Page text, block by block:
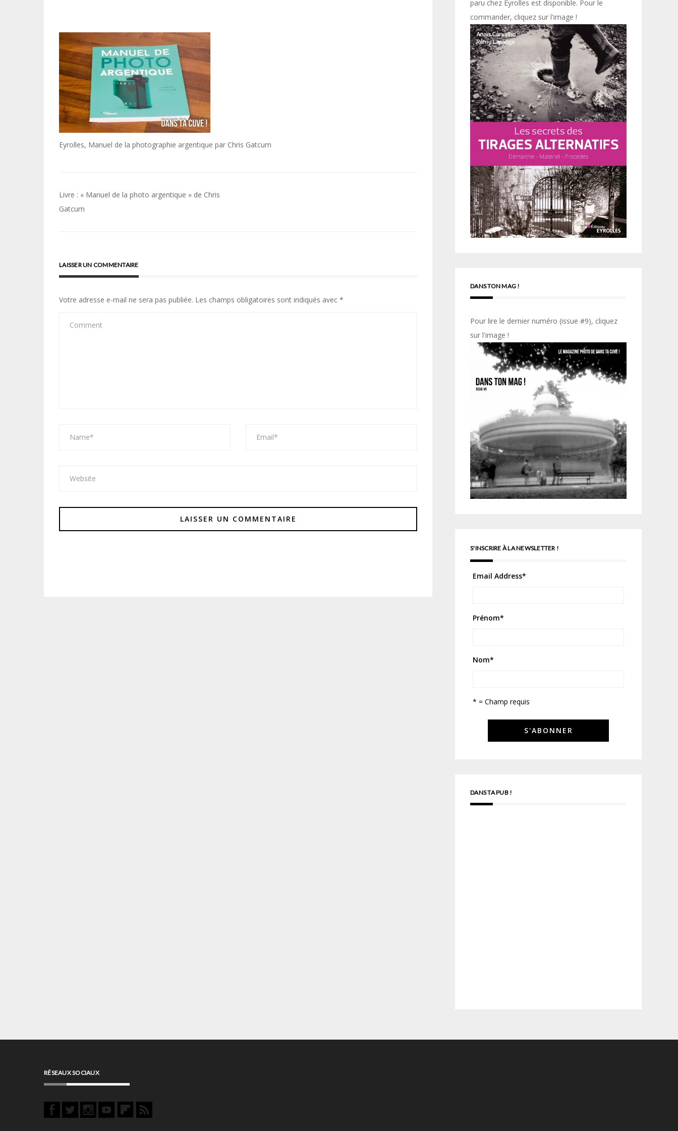
Eyrolles, Manuel de la photographie argentique par Chris Gatcum
Navigation
de
Livre : « Manuel de la photo argentique » de Chris
Gatcum
LAISSER UN COMMENTAIRE
Votre adresse e-mail ne sera pas publiée. Les champs obligatoires sont indiqués avec *
paru chez Eyrolles est disponible. Pour le
commander, cliquez sur l'image !
DANS TON MAG !
Pour lire le dernier numéro (issue #9), cliquez
sur l'image !
S'INSCRIRE À LA NEWSLETTER !
Email Address*
Prénom*
Nom*
* = Champ requis
DANS TA PUB !
RÉSEAUX SOCIAUX